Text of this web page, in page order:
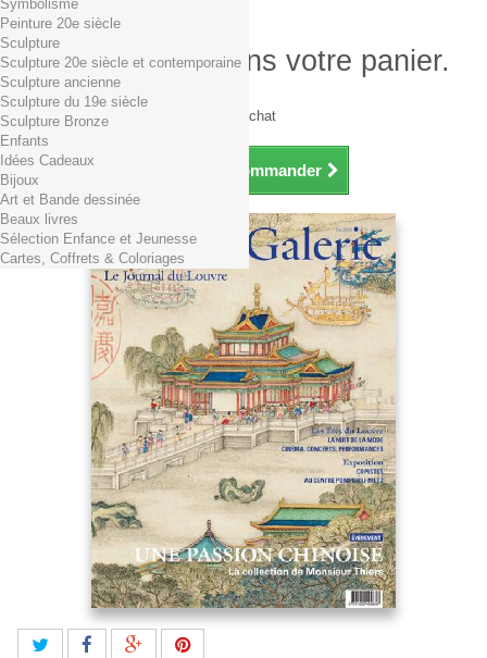
Total
Il y a 1 produit dans votre panier.
Total produits TTC
Frais de port TTC
0,01€ dès 29€ d'achat
Total TTC
Continuer mes achats Commander
Symbolisme
Peinture 20e siècle
Sculpture
Sculpture 20e siècle et contemporaine
Sculpture ancienne
Sculpture du 19e siècle
Sculpture Bronze
Enfants
Idées Cadeaux
Bijoux
Art et Bande dessinée
Beaux livres
Sélection Enfance et Jeunesse
Cartes, Coffrets & Coloriages